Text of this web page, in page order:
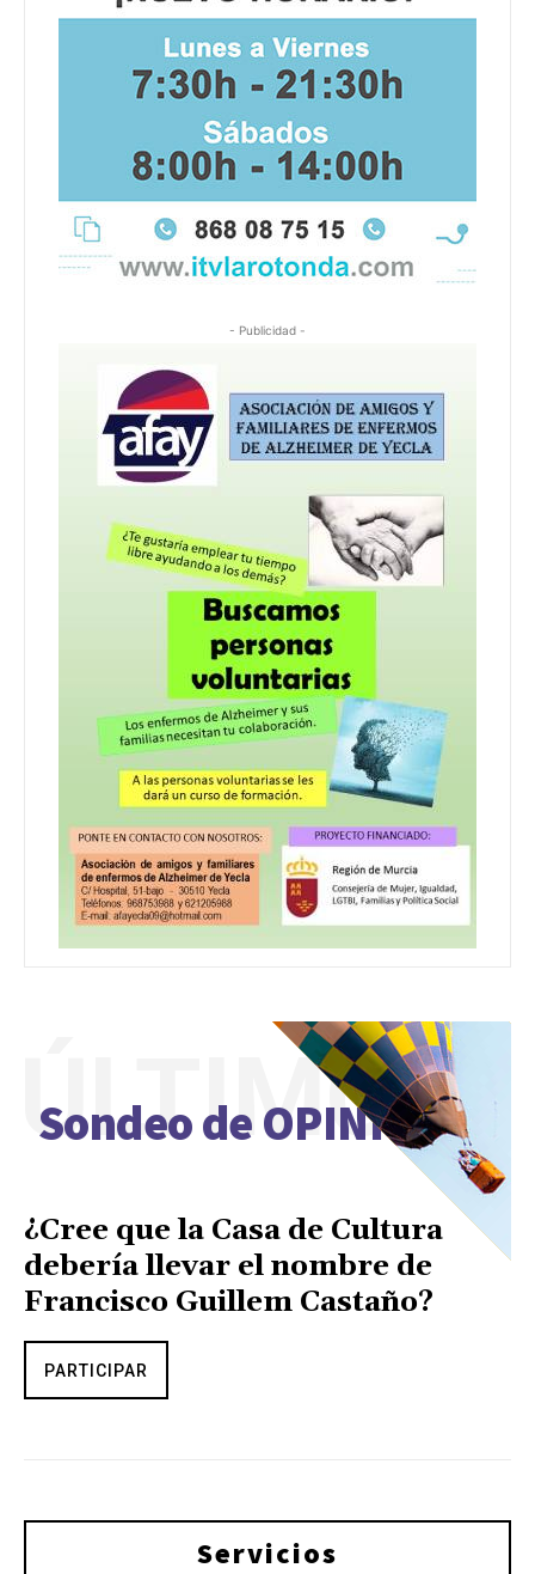
- Publicidad -
Sondeo de OPINIÓN
ÚLTIMO
¿Cree que la Casa de Cultura
debería llevar el nombre de
Francisco Guillem Castaño?
PARTICIPAR
Servicios